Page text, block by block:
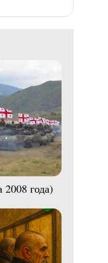
2008 года)